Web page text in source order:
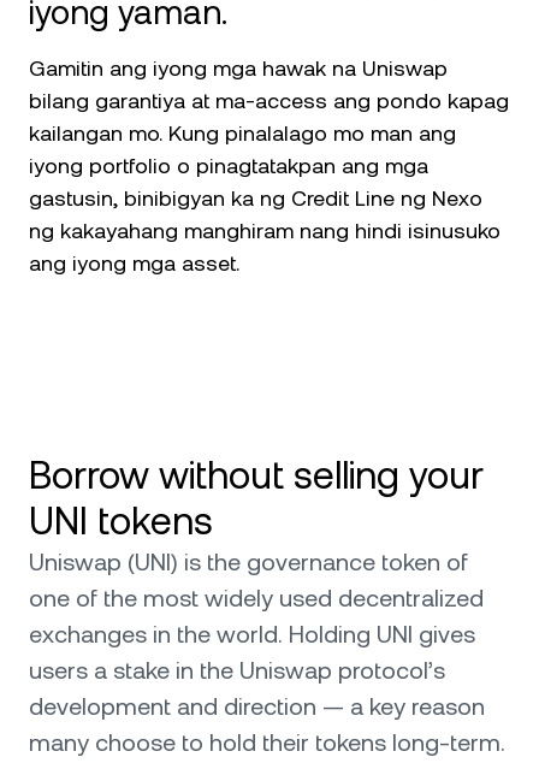
iyong yaman.
Gamitin ang iyong mga hawak na Uniswap
bilang garantiya at ma-access ang pondo kapag
kailangan mo. Kung pinalalago mo man ang
iyong portfolio o pinagtatakpan ang mga
gastusin, binibigyan ka ng Credit Line ng Nexo
ng kakayahang manghiram nang hindi isinusuko
ang iyong mga asset.
Borrow without selling your
UNI tokens
Uniswap (UNI) is the governance token of
one of the most widely used decentralized
exchanges in the world. Holding UNI gives
users a stake in the Uniswap protocol’s
development and direction — a key reason
many choose to hold their tokens long-term.